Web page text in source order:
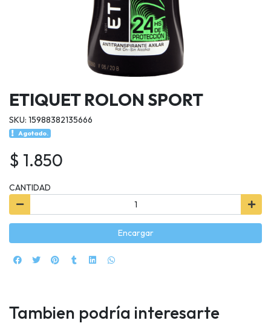
ETIQUET ROLON SPORT
SKU: 15988382135666
Agotado.
$ 1.850
CANTIDAD
Encargar
Tambien podría interesarte